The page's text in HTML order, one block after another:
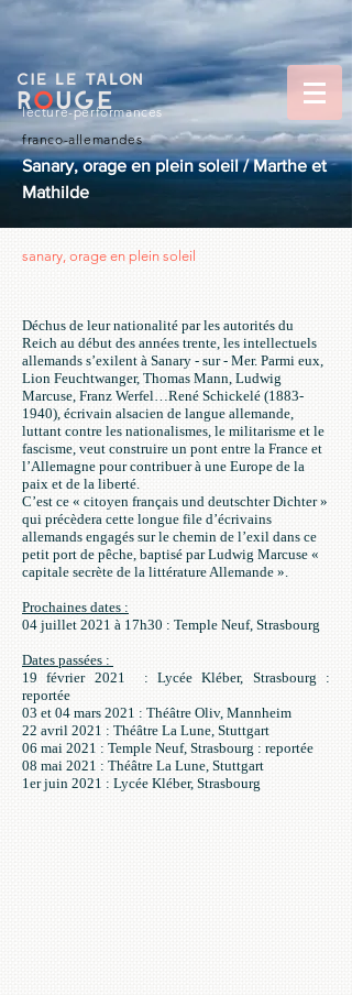
CIe le talon
rouge
lecture-performances
franco-allemandes
Sanary, orage en plein soleil / Marthe et
Mathilde
sanary, orage en plein soleil
Déchus de leur nationalité par les autorités du
Reich au début des années trente, les intellectuels
allemands s’exilent à Sanary - sur - Mer. Parmi eux,
Lion Feuchtwanger, Thomas Mann, Ludwig
Marcuse, Franz Werfel…René Schickelé (1883-
1940), écrivain alsacien de langue allemande,
luttant contre les nationalismes, le militarisme et le
fascisme, veut construire un pont entre la France et
l’Allemagne pour contribuer à une Europe de la
paix et de la liberté.
C’est ce « citoyen français und deutschter Dichter »
qui précèdera cette longue file d’écrivains
allemands engagés sur le chemin de l’exil dans ce
petit port de pêche, baptisé par Ludwig Marcuse «
capitale secrète de la littérature Allemande ».
Prochaines dates :
04 juillet 2021 à 17h30 : Temple Neuf, Strasbourg
Dates passées :
19 février 2021 : Lycée Kléber, Strasbourg :
reportée
03 et 04 mars 2021 : Théâtre Oliv, Mannheim
22 avril 2021 : Théâtre La Lune, Stuttgart
06 mai 2021 : Temple Neuf, Strasbourg : reportée
08 mai 2021 : Théâtre La Lune, Stuttgart
1er juin 2021 : Lycée Kléber, Strasbourg